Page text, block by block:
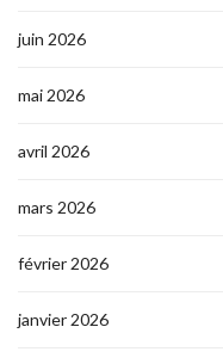
juin 2026
mai 2026
avril 2026
mars 2026
février 2026
janvier 2026